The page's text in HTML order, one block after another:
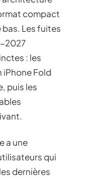
compact
Les fuites
2027
: les
iPhone Fold
puis les
a une
qui
dernières